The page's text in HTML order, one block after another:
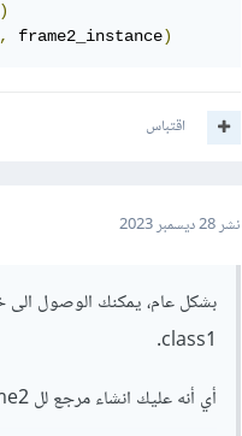
)
, frame2_instance)
اقتباس
نشر28 ديسمبر 2023
class1.
أي أنه عليك انشاء مرجع لل frame2 لل frame4 للوصول الى خاصة ال df: